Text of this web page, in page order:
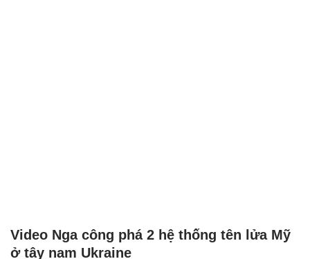
Video Nga công phá 2 hệ thống tên lửa Mỹ
ở tây nam Ukraine